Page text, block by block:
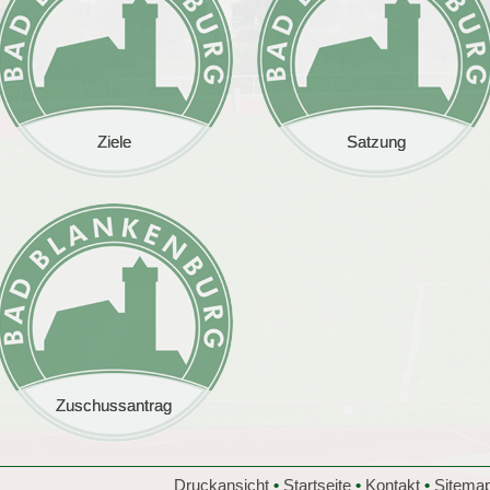
Ziele
Ziele Satzung
Satzung
Zuschussantrag
Zuschussantrag
Druckansicht • Startseite • Kontakt •